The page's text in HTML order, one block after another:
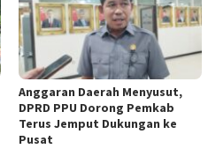
Anggaran Daerah Menyusut,
DPRD PPU Dorong Pemkab
Terus Jemput Dukungan ke
Pusat